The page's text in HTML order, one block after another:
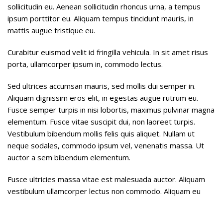
sollicitudin eu. Aenean sollicitudin rhoncus urna, a tempus
ipsum porttitor eu. Aliquam tempus tincidunt mauris, in
mattis augue tristique eu.
Curabitur euismod velit id fringilla vehicula. In sit amet risus
porta, ullamcorper ipsum in, commodo lectus.
Sed ultrices accumsan mauris, sed mollis dui semper in.
Aliquam dignissim eros elit, in egestas augue rutrum eu.
Fusce semper turpis in nisi lobortis, maximus pulvinar magna
elementum. Fusce vitae suscipit dui, non laoreet turpis.
Vestibulum bibendum mollis felis quis aliquet. Nullam ut
neque sodales, commodo ipsum vel, venenatis massa. Ut
auctor a sem bibendum elementum.
Fusce ultricies massa vitae est malesuada auctor. Aliquam
vestibulum ullamcorper lectus non commodo. Aliquam eu